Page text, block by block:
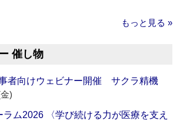
もっと見る »
催し物
者向けウェビナー開催 サクラ精機
)
ム2026 〈学び続ける力が医療を支え